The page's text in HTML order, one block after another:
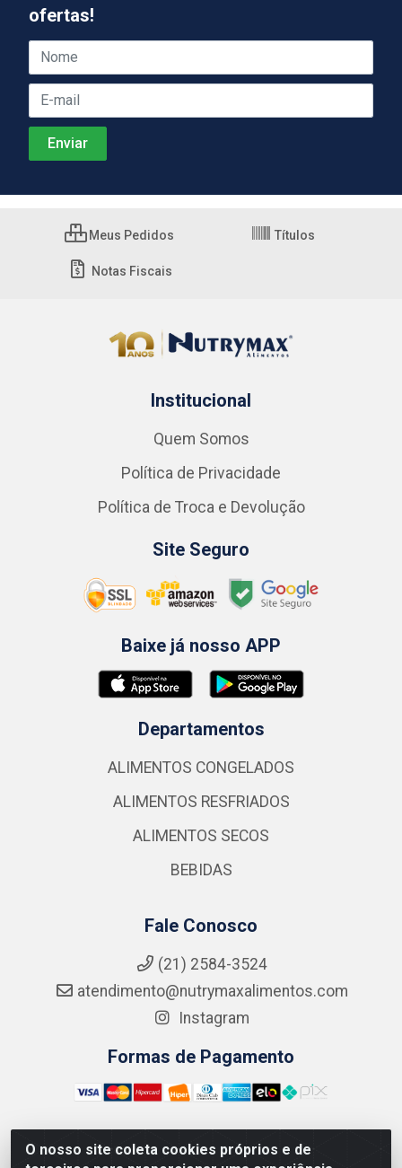
O nosso site coleta cookies próprios e de
ofertas!
Meus Pedidos Títulos
Notas Fiscais
Institucional
Quem Somos
Política de Privacidade
Política de Troca e Devolução
Site Seguro
Baixe já nosso APP
Departamentos
ALIMENTOS CONGELADOS
ALIMENTOS RESFRIADOS
ALIMENTOS SECOS
BEBIDAS
Fale Conosco
(21) 2584-3524
atendimento@nutrymaxalimentos.com
Instagram
Formas de Pagamento
NUTRY MAX COMÉRCIO DE PRODUTOS ALIMENTICIOS